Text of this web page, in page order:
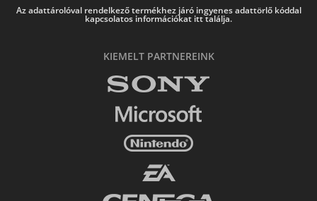
Az adattárolóval rendelkező termékhez járó ingyenes adattörlő kóddal
kapcsolatos információkat itt találja.
KIEMELT PARTNEREINK